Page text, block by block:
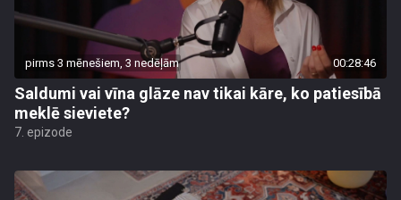
pirms 3 mēnešiem, 3 nedēļām 00:28:46
Saldumi vai vīna glāze nav tikai kāre, ko patiesībā
meklē sieviete?
7. epizode